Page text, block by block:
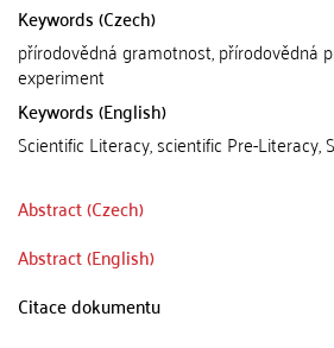
Keywords (Czech)
přírodovědná gramotnost, přírodovědná
experiment
Keywords (English)
Scientific Literacy, scientific Pre-Literacy,
Abstract (Czech)
Abstract (English)
Citace dokumentu